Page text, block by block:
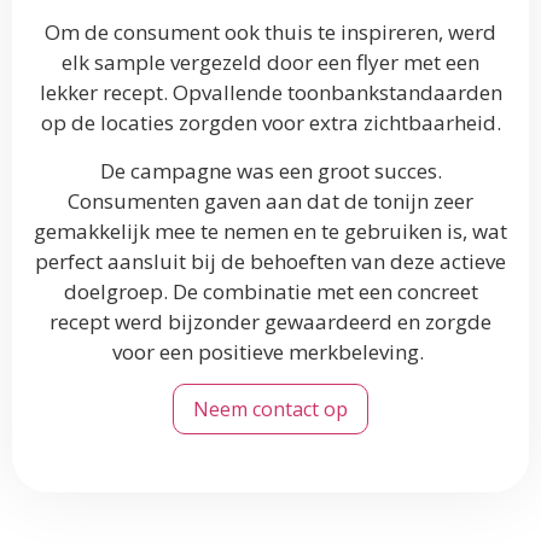
Om de consument ook thuis te inspireren, werd
elk sample vergezeld door een flyer met een
lekker recept. Opvallende toonbankstandaarden
op de locaties zorgden voor extra zichtbaarheid.
De campagne was een groot succes.
Consumenten gaven aan dat de tonijn zeer
gemakkelijk mee te nemen en te gebruiken is, wat
perfect aansluit bij de behoeften van deze actieve
doelgroep. De combinatie met een concreet
recept werd bijzonder gewaardeerd en zorgde
voor een positieve merkbeleving.
Neem contact op